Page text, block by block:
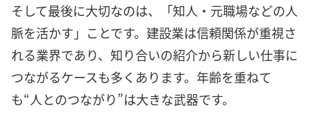
そして最後に大切なのは、「知人・元職場などの人
脈を活かす」ことです。建設業は信頼関係が重視さ
れる業界であり、知り合いの紹介から新しい仕事に
つながるケースも多くあります。年齢を重ねて
も“人とのつながり”は大きな武器です。